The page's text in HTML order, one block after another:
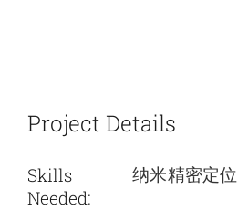
Project Details
Skills
Needed:
纳米精密定位